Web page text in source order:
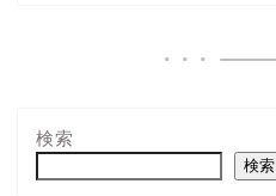
検索
検索